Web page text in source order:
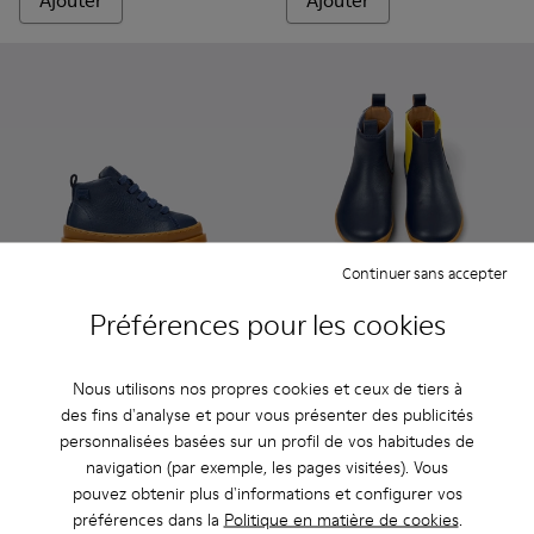
Préférences pour les cookies
Nous utilisons nos propres cookies et ceux de tiers à
des fins d'analyse et pour vous présenter des publicités
personnalisées basées sur un profil de vos habitudes de
navigation (par exemple, les pages visitées). Vous
pouvez obtenir plus d'informations et configurer vos
préférences dans la Politique en matière de cookies.
Continuer sans accepter
Brutus
Twins
$110
Ajouter